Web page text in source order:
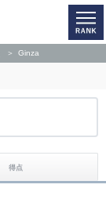
Ginza
得点